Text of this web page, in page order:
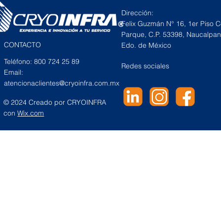
CONTACTO
Teléfono: 800 724 25 89
Email:
atencionaclientes@cryoinfra.com.mx
© 2024 Creado por CRYOINFRA
conWix.com
Dirección:
Felix Guzmán N° 16, 1er Piso
Parque, C.P. 53398,
Edo. de México
Redes sociales